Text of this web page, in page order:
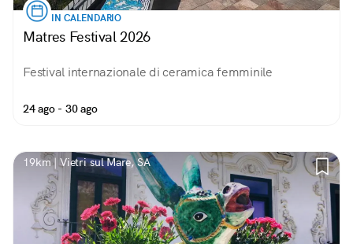
IN CALENDARIO
Matres Festival 2026
Festival internazionale di ceramica femminile
24 ago - 30 ago
19km | Vietri sul Mare, SA